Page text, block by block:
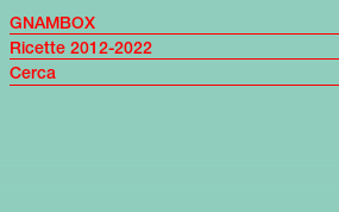
GNAMBOX
Ricette 2012-2022